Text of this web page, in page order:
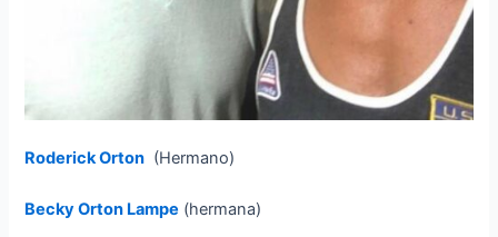
Roderick Orton (Hermano)
Becky Orton Lampe (hermana)